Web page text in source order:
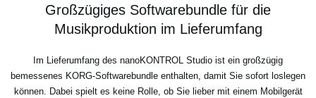
Großzügiges Softwarebundle für die
Musikproduktion im Lieferumfang
Im Lieferumfang des nanoKONTROL Studio ist ein großzügig
bemessenes KORG-Softwarebundle enthalten, damit Sie sofort loslegen
können. Dabei spielt es keine Rolle, ob Sie lieber mit einem Mobilgerät